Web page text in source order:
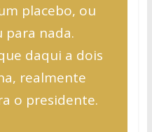
placebo, ou
para nada.
daqui a dois
realmente
o presidente.